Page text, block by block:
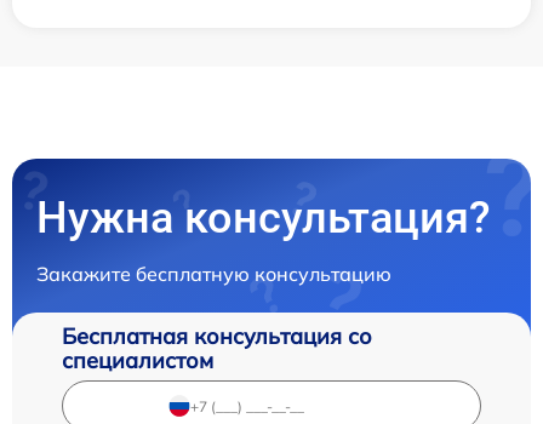
Нужна консультация?
Закажите бесплатную консультацию
Бесплатная консультация со
специалистом